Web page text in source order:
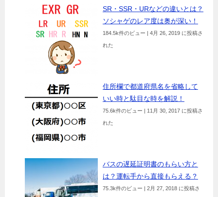
SR・SSR・URなどの違いとは？
ソシャゲのレア度は奥が深い！
184.5k件のビュー 4月 26, 2019 に投稿さ
れた
住所欄で都道府県名を省略して
いい時と駄目な時を解説！
75.6k件のビュー 11月 30, 2017 に投稿さ
れた
バスの遅延証明書のもらい方と
は？運転手から直接もらえる？
75.3k件のビュー 2月 27, 2018 に投稿さ